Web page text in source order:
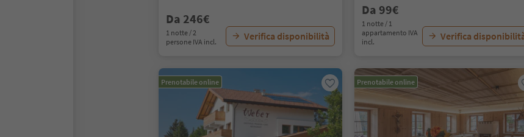
Da 246€
1 notte / 2
persone IVA incl.
Verifica disponibilità
Da 99€
1 notte / 1
appartamento IVA
incl.
Verifica
Prenotabile online Prenotabile online